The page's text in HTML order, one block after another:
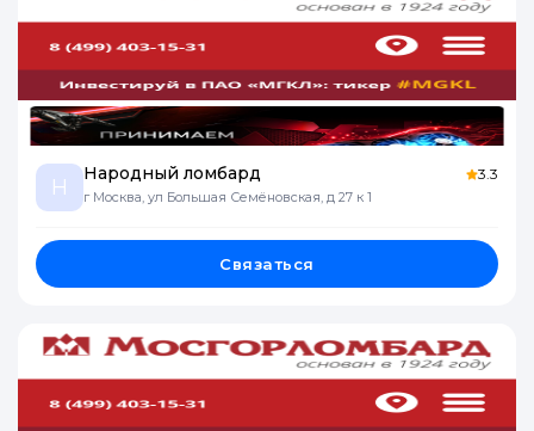
Н
Народный ломбард
г Москва, ул Большая Семёновская, д 27 к 1
3.3
Связаться